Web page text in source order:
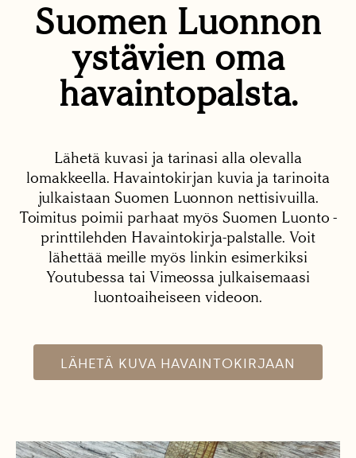
Suomen Luonnon
ystävien oma
havaintopalsta.
Lähetä kuvasi ja tarinasi alla olevalla
lomakkeella. Havaintokirjan kuvia ja tarinoita
julkaistaan Suomen Luonnon nettisivuilla.
Toimitus poimii parhaat myös Suomen Luonto -
printtilehden Havaintokirja-palstalle. Voit
lähettää meille myös linkin esimerkiksi
Youtubessa tai Vimeossa julkaisemaasi
luontoaiheiseen videoon.
LÄHETÄ KUVA HAVAINTOKIRJAAN